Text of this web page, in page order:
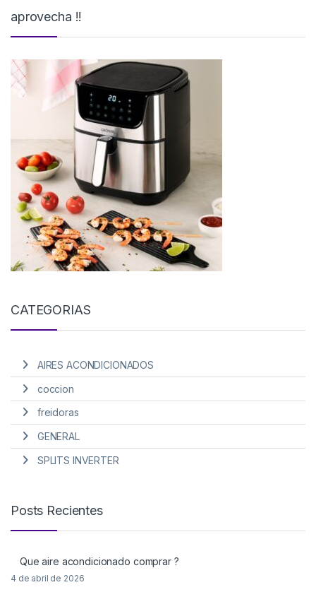
aprovecha !!
CATEGORIAS
AIRES ACONDICIONADOS
coccion
freidoras
GENERAL
SPLITS INVERTER
Posts Recientes
Que aire acondicionado comprar ?
4 de abril de 2026